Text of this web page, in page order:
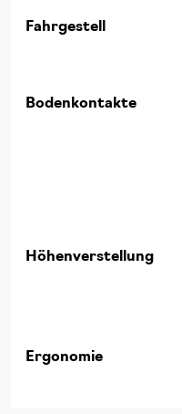
Fahrgestell
Bodenkontakte
Höhenverstellung
Ergonomie